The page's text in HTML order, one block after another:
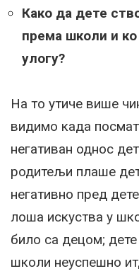
Како да дете
према школи и
улогу?
На то утиче више
видимо када
негативан однос
родитељи плаше
негативно пред
лоша искуства у
било са децом;
школи неуспешно